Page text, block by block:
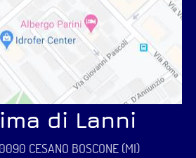
di Lanni
CESANO BOSCONE (MI)